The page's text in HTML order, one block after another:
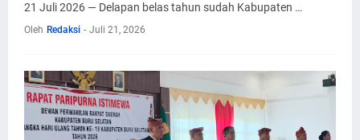
21 Juli 2026 — Delapan belas tahun sudah Kabupaten …
Oleh Redaksi - Juli 21, 2026